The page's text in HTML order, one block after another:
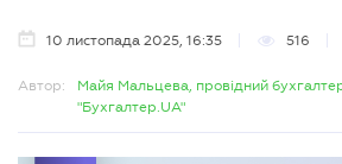
10 листопада 2025, 16:35 516
Автор:
Майя Мальцева, провідний
"Бухгалтер.UA"